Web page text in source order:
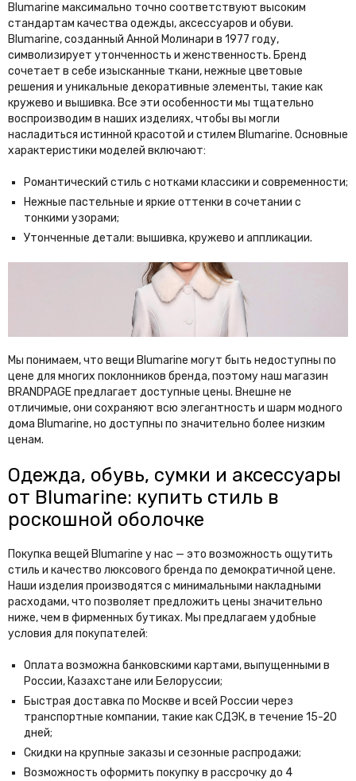
Z
Zadig & Voltaire
Zegna
Zilli
Zimmermann
Blumarine максимально точно соответствуют высоким
стандартам качества одежды, аксессуаров и обуви.
Blumarine, созданный Анной Молинари в 1977 году,
символизирует утонченность и женственность. Бренд
сочетает в себе изысканные ткани, нежные цветовые
решения и уникальные декоративные элементы, такие как
кружево и вышивка. Все эти особенности мы тщательно
воспроизводим в наших изделиях, чтобы вы могли
насладиться истинной красотой и стилем Blumarine. Основные
характеристики моделей включают:
Романтический стиль с нотками классики и современности;
Нежные пастельные и яркие оттенки в сочетании с
тонкими узорами;
Утонченные детали: вышивка, кружево и аппликации.
Мы понимаем, что вещи Blumarine могут быть недоступны по
цене для многих поклонников бренда, поэтому наш магазин
BRANDPAGE предлагает доступные цены. Внешне не
отличимые, они сохраняют всю элегантность и шарм модного
дома Blumarine, но доступны по значительно более низким
ценам.
Одежда, обувь, сумки и аксессуары
от Blumarine: купить стиль в
роскошной оболочке
Покупка вещей Blumarine у нас — это возможность ощутить
стиль и качество люксового бренда по демократичной цене.
Наши изделия производятся с минимальными накладными
расходами, что позволяет предложить цены значительно
ниже, чем в фирменных бутиках. Мы предлагаем удобные
условия для покупателей:
Оплата возможна банковскими картами, выпущенными в
России, Казахстане или Белоруссии;
Быстрая доставка по Москве и всей России через
транспортные компании, такие как СДЭК, в течение 15-20
дней;
Скидки на крупные заказы и сезонные распродажи;
Возможность оформить покупку в рассрочку до 4